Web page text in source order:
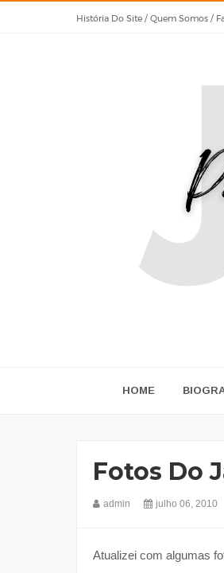
História Do Site / Quem Somos /
HOME
Fotos Do
admin julho 06, 2010
Atualizei com algumas